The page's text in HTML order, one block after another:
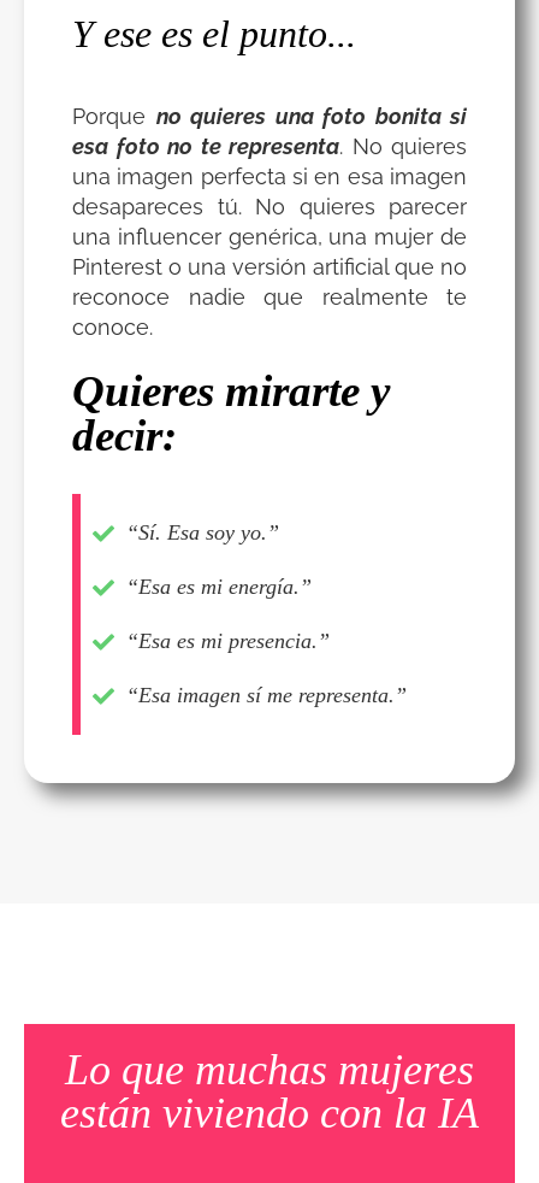
Y ese es el punto...
Porque no quieres una foto bonita si
esa foto no te representa. No quieres
una imagen perfecta si en esa imagen
desapareces tú. No quieres parecer
una influencer genérica, una mujer de
Pinterest o una versión artificial que no
reconoce nadie que realmente te
conoce.
Quieres mirarte y
decir:
“Sí. Esa soy yo.”
“Esa es mi energía.”
“Esa es mi presencia.”
“Esa imagen sí me representa.”
Lo que muchas mujeres
están viviendo con la IA